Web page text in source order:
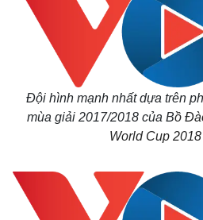
Đội hình mạnh nhất dựa trên
mùa giải 2017/2018 của Bồ
World Cup 2018